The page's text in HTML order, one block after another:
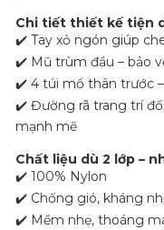
Chi tiết thiết kế tiện
✔️ Tay xỏ ngón giúp
✔️ Mũ trùm đầu – bảo
✔️ 4 túi mổ thân trước
✔️ Đường rã trang trí
mạnh mẽ
Chất liệu dù 2 lớp –
✔️ 100% Nylon
✔️ Chống gió, kháng
✔️ Mềm nhẹ, thoáng